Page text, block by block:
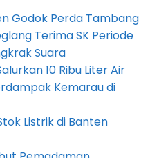
Godok Perda Tambang
Terima SK Periode
Suara
10 Ribu Liter Air
Kemarau di
Listrik di Banten